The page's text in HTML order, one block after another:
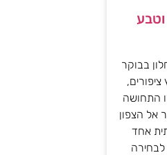
בבוקר
התחושה
אל הצפון
אחד
לבחירה